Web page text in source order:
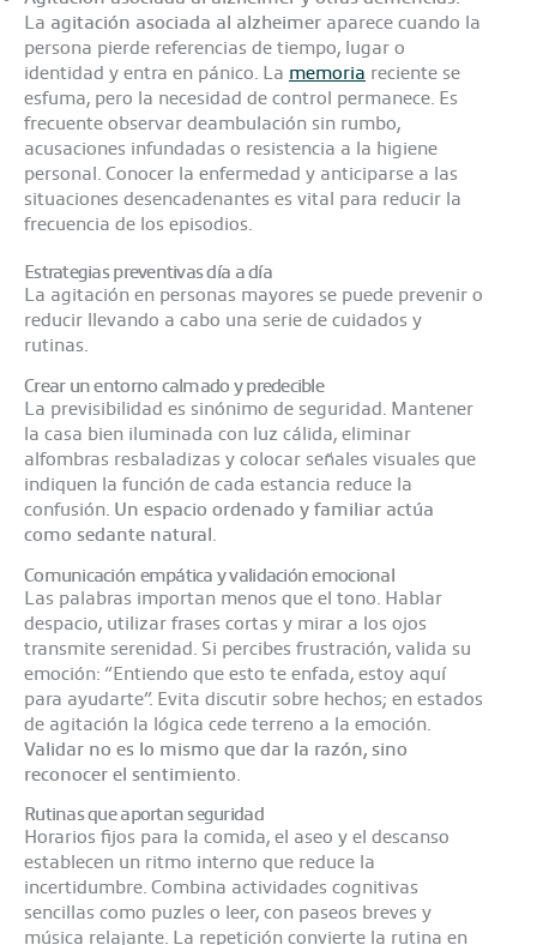
La agitación asociada al alzheimer aparece cuando la
persona pierde referencias de tiempo, lugar o
identidad y entra en pánico. La memoria reciente se
esfuma, pero la necesidad de control permanece. Es
frecuente observar deambulación sin rumbo,
acusaciones infundadas o resistencia a la higiene
personal. Conocer la enfermedad y anticiparse a las
situaciones desencadenantes es vital para reducir la
frecuencia de los episodios.
Estrategias preventivas día a día
La agitación en personas mayores se puede prevenir o
reducir llevando a cabo una serie de cuidados y
rutinas.
Crear un entorno calmado y predecible
La previsibilidad es sinónimo de seguridad. Mantener
la casa bien iluminada con luz cálida, eliminar
alfombras resbaladizas y colocar señales visuales que
indiquen la función de cada estancia reduce la
confusión. Un espacio ordenado y familiar actúa
como sedante natural.
Comunicación empática y validación emocional
Las palabras importan menos que el tono. Hablar
despacio, utilizar frases cortas y mirar a los ojos
transmite serenidad. Si percibes frustración, valida su
emoción: “Entiendo que esto te enfada, estoy aquí
para ayudarte”. Evita discutir sobre hechos; en estados
de agitación la lógica cede terreno a la emoción.
Validar no es lo mismo que dar la razón, sino
reconocer el sentimiento
Rutinas que aportan seguridad
Horarios fijos para la comida, el aseo y el descanso
establecen un ritmo interno que reduce la
incertidumbre. Combina actividades cognitivas
sencillas como puzles o leer, con paseos breves y
música relajante. La repetición convierte la rutina en